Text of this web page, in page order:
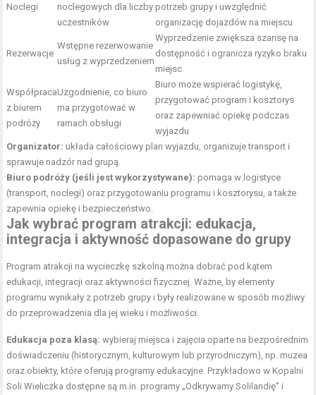
Noclegi
noclegowych dla liczby
uczestników
potrzeb grupy i uwzględnić
organizację dojazdów na miejscu
Rezerwacje
Wstępne rezerwowanie
usług z wyprzedzeniem
Wyprzedzenie zwiększa szansę na
dostępność i ogranicza ryzyko braku
miejsc
Współpraca
z biurem
podróży
Uzgodnienie, co biuro
ma przygotować w
ramach obsługi
Biuro może wspierać logistykę,
przygotować program i kosztorys
oraz zapewniać opiekę podczas
wyjazdu
Organizator: układa całościowy planwyjazdu, organizuje transport i
sprawuje nadzór nad grupą.
Biuro podróży (jeśli jest wykorzystywane): pomaga w logistyce
(transport, noclegi) oraz przygotowaniu programu i kosztorysu, a także
zapewnia opiekę i bezpieczeństwo.
Jak wybrać program atrakcji: edukacja,
integracja i aktywność dopasowane do grupy
Program atrakcji na wycieczkę szkolną można dobrać pod kątem
edukacji, integracji oraz aktywności fizycznej. Ważne, by elementy
programu wynikały z potrzeb grupy i były realizowane w sposób możliwy
do przeprowadzenia dla jej wieku i możliwości.
Edukacja poza klasą: wybieraj miejsca i zajęcia oparte na bezpośrednim
doświadczeniu (historycznym, kulturowym lub przyrodniczym), np. muzea
oraz obiekty, które oferują programy edukacyjne. Przykładowo w Kopalni
Soli Wieliczka dostępne są m.in. programy „Odkrywamy Solilandię” i